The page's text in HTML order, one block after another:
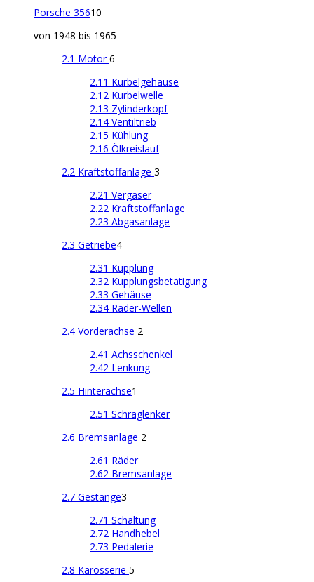
Porsche 35610
von 1948 bis 1965
2.1 Motor6
2.11 Kurbelgehäuse
2.12 Kurbelwelle
2.13 Zylinderkopf
2.14 Ventiltrieb
2.15 Kühlung
2.16 Ölkreislauf
2.2 Kraftstoffanlage 3
2.21 Vergaser
2.22 Kraftstoffanlage
2.23 Abgasanlage
2.3 Getriebe4
2.31 Kupplung
2.32 Kupplungsbetätigung
2.33 Gehäuse
2.34 Räder-Wellen
2.4 Vorderachse 2
2.41 Achsschenkel
2.42 Lenkung
2.5 Hinterachse1
2.51 Schräglenker
2.6 Bremsanlage 2
2.61 Räder
2.62 Bremsanlage
2.7 Gestänge3
2.71 Schaltung
2.72 Handhebel
2.73 Pedalerie
2.8 Karosserie 5